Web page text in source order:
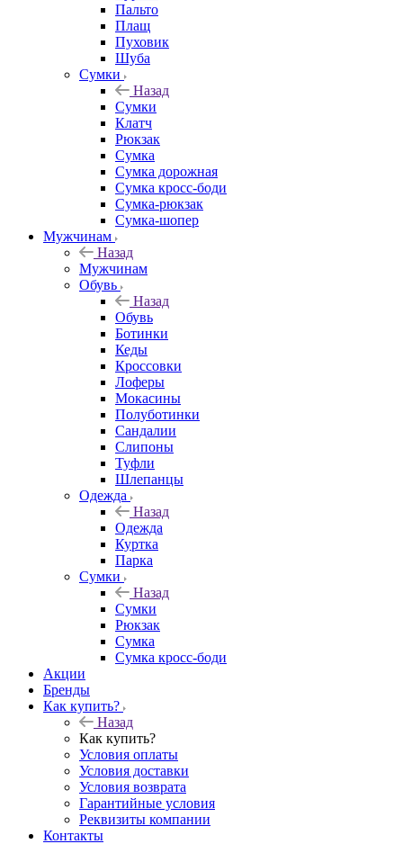
Пальто
Плащ
Пуховик
Шуба
Сумки
Назад
Сумки
Клатч
Рюкзак
Сумка
Сумка дорожная
Сумка кросс-боди
Сумка-рюкзак
Сумка-шопер
Мужчинам
Назад
Мужчинам
Обувь
Назад
Обувь
Ботинки
Кеды
Кроссовки
Лоферы
Мокасины
Полуботинки
Сандалии
Слипоны
Туфли
Шлепанцы
Одежда
Назад
Одежда
Куртка
Парка
Сумки
Назад
Сумки
Рюкзак
Сумка
Сумка кросс-боди
Акции
Бренды
Как купить?
Назад
Как купить?
Условия оплаты
Условия доставки
Условия возврата
Гарантийные условия
Реквизиты компании
Контакты